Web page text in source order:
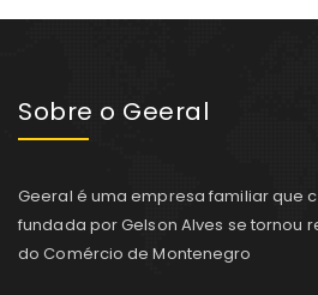
Sobre o Geeral
Geeral é uma empresa familiar que
fundada por Gelson Alves se tornou
do Comércio de Montenegro